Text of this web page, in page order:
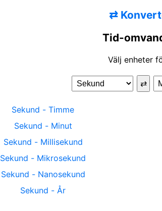
⇄
Tid-
Välj enheter
⇄
Sekund - Timme
Sekund - Minut
Sekund - Millisekund
Sekund - Mikrosekund
Sekund - Nanosekund
Sekund - År